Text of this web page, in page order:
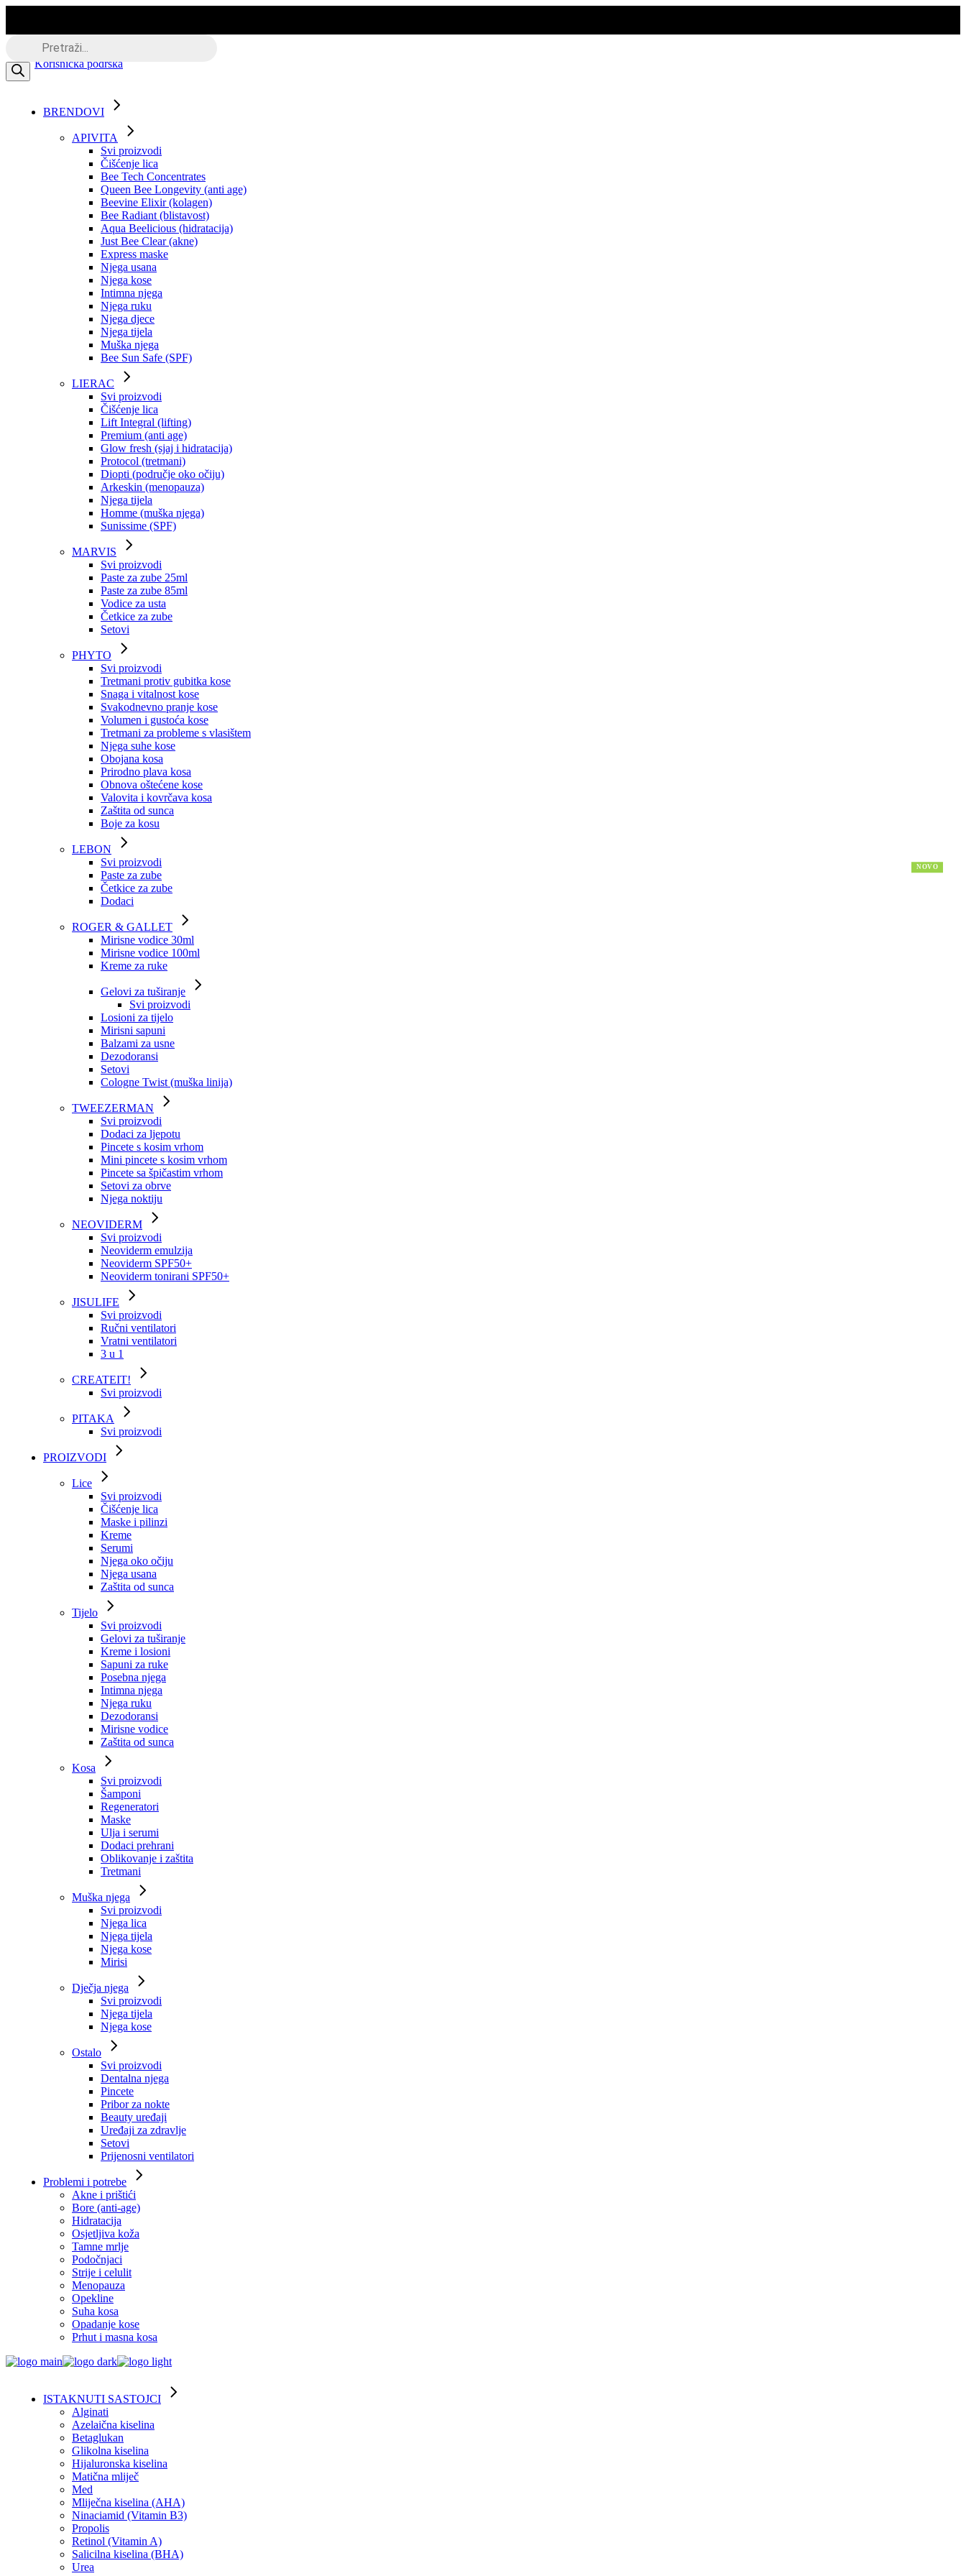
the
Korisnička podrška
BRENDOVI
APIVITA
Svi proizvodi
Čišćenje lica
Bee Tech Concentrates
Queen Bee Longevity (anti age)
Beevine Elixir (kolagen)
Bee Radiant (blistavost)
Aqua Beelicious (hidratacija)
Just Bee Clear (akne)
Express maske
Njega usana
Njega kose
Intimna njega
Njega ruku
Njega djece
Njega tijela
Muška njega
Bee Sun Safe (SPF)
LIERAC
Svi proizvodi
Čišćenje lica
Lift Integral (lifting)
Premium (anti age)
Glow fresh (sjaj i hidratacija)
Protocol (tretmani)
Diopti (područje oko očiju)
Arkeskin (menopauza)
Njega tijela
Homme (muška njega)
Sunissime (SPF)
MARVIS
Svi proizvodi
Paste za zube 25ml
Paste za zube 85ml
Vodice za usta
Četkice za zube
Setovi
PHYTO
Svi proizvodi
Tretmani protiv gubitka kose
Snaga i vitalnost kose
Svakodnevno pranje kose
Volumen i gustoća kose
Tretmani za probleme s vlasištem
Njega suhe kose
Obojana kosa
Prirodno plava kosa
Obnova oštećene kose
Valovita i kovrčava kosa
Zaštita od sunca
Boje za kosu
LEBON
Svi proizvodi
Paste za zube
Četkice za zube
Dodaci
ROGER & GALLET
Mirisne vodice 30ml
Mirisne vodice 100ml
Kreme za ruke
Gelovi za tuširanje
Svi proizvodi
Losioni za tijelo
Mirisni sapuni
Balzami za usne
Dezodoransi
Setovi
Cologne Twist (muška linija)
TWEEZERMAN
Svi proizvodi
Dodaci za ljepotu
Pincete s kosim vrhom
Mini pincete s kosim vrhom
Pincete sa špičastim vrhom
Setovi za obrve
Njega noktiju
NEOVIDERM
Svi proizvodi
Neoviderm emulzija
Neoviderm SPF50+
Neoviderm tonirani SPF50+
JISULIFE
Svi proizvodi
Ručni ventilatori
Vratni ventilatori
3 u 1
CREATEIT!
Svi proizvodi
PITAKA
Svi proizvodi
PROIZVODI
Lice
Svi proizvodi
Čišćenje lica
Maske i pilinzi
Kreme
Serumi
Njega oko očiju
Njega usana
Zaštita od sunca
Tijelo
Svi proizvodi
Gelovi za tuširanje
Kreme i losioni
Sapuni za ruke
Posebna njega
Intimna njega
Njega ruku
Dezodoransi
Mirisne vodice
Zaštita od sunca
Kosa
Svi proizvodi
Šamponi
Regeneratori
Maske
Ulja i serumi
Dodaci prehrani
Oblikovanje i zaštita
Tretmani
Muška njega
Svi proizvodi
Njega lica
Njega tijela
Njega kose
Mirisi
Dječja njega
Svi proizvodi
Njega tijela
Njega kose
Ostalo
Svi proizvodi
Dentalna njega
Pincete
Pribor za nokte
Beauty uređaji
Uređaji za zdravlje
Setovi
Prijenosni ventilatori
Problemi i potrebe
Akne i prištići
Bore (anti-age)
Hidratacija
Osjetljiva koža
Tamne mrlje
Podočnjaci
Strije i celulit
Menopauza
Opekline
Suha kosa
Opadanje kose
Prhut i masna kosa
ISTAKNUTI SASTOJCI
Alginati
Azelaična kiselina
Betaglukan
Glikolna kiselina
Hijaluronska kiselina
Matična mliječ
Med
Mliječna kiselina (AHA)
Ninaciamid (Vitamin B3)
Propolis
Retinol (Vitamin A)
Salicilna kiselina (BHA)
Urea